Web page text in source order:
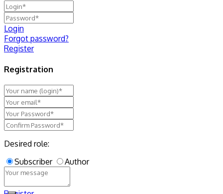
Login
Forgot password?
Register
Registration
Desired role:
Subscriber
Author